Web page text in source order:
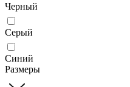
Черный
Серый
Синий
Размеры